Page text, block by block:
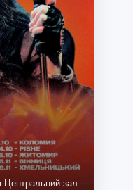
Центральний зал